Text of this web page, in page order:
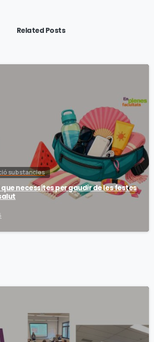
Related Posts
substancies
necessites per gaudir de les festes